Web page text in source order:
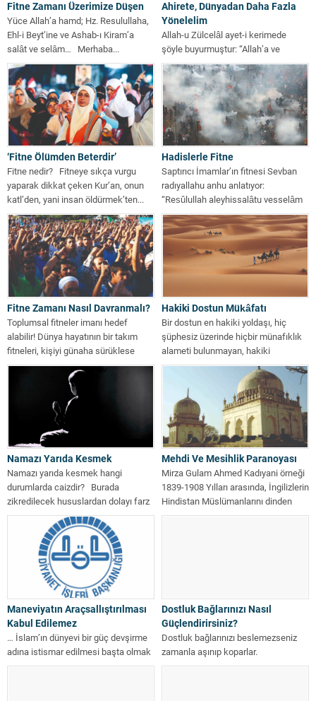
Fitne Zamanı Üzerimize Düşen
Yüce Allah’a hamd; Hz. Resulullaha,
Ehl-i Beyt’ine ve Ashab-ı Kiram’a
salât ve selâm… Merhaba...
Ahirete, Dünyadan Daha Fazla
Yönelelim
Allah-u Zülcelâl ayet-i kerimede
şöyle buyurmuştur: “Allah’a ve
Resul’e itaat edin ki, merhamet
edilenlerden olasınız.”...
‘Fitne Ölümden Beterdir’
Fitne nedir? Fitneye sıkça vurgu
yaparak dikkat çeken Kur’an, onun
katl’den, yani insan öldürmek’ten...
Hadislerle Fitne
Saptırıcı İmamlar’ın fitnesi Sevban
radıyallahu anhu anlatıyor:
“Resûlullah aleyhissalâtu vesselâm
buyurdular ki: “Ümmetim için...
Fitne Zamanı Nasıl Davranmalı?
Toplumsal fitneler imanı hedef
alabilir! Dünya hayatının bir takım
fitneleri, kişiyi günaha sürüklese
belki ondan...
Hakiki Dostun Mükâfatı
Bir dostun en hakiki yoldaşı, hiç
şüphesiz üzerinde hiçbir münafıklık
alameti bulunmayan, hakiki
samimiyeti özünde...
Namazı Yarıda Kesmek
Namazı yarıda kesmek hangi
durumlarda caizdir? Burada
zikredilecek hususlardan dolayı farz
da olsa namazı...
Mehdi Ve Mesihlik Paranoyası
Mirza Gulam Ahmed Kadıyani örneği
1839-1908 Yılları arasında, İngilizlerin
Hindistan Müslümanlarını dinden
çıkarmak ve özellikle...
Maneviyatın Araçsallıştırılması
Kabul Edilemez
… İslam’ın dünyevi bir güç devşirme
adına istismar edilmesi başta olmak
üzere, onun herkesi kucaklayan...
Dostluk Bağlarınızı Nasıl
Güçlendirirsiniz?
Dostluk bağlarınızı beslemezseniz
zamanla aşınıp koparlar.
Dostluğunuzu iletişimle, yardımla,